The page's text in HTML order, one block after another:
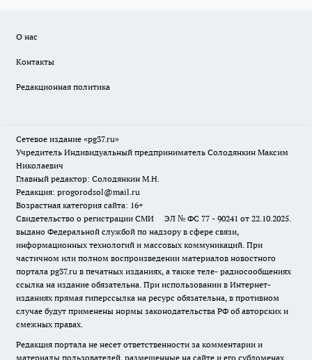
О нас
Контакты
Редакционная политика
Сетевое издание «pg37.ru»
Учредитель Индивидуальный предприниматель Солодянкин Максим
Николаевич
Главный редактор: Солодянкин М.Н.
Редакция: progorodsol@mail.ru
Возрастная категория сайта: 16+
Свидетельство о регистрации СМИ ЭЛ № ФС 77 - 90241 от 22.10.2025.
выдано Федеральной службой по надзору в сфере связи,
информационных технологий и массовых коммуникаций. При
частичном или полном воспроизведении материалов новостного
портала pg37.ru в печатных изданиях, а также теле- радиосообщениях
ссылка на издание обязательна. При использовании в Интернет-
изданиях прямая гиперссылка на ресурс обязательна, в противном
случае будут применены нормы законодательства РФ об авторских и
смежных правах.
Редакция портала не несет ответственности за комментарии и
материалы пользователей, размещенные на сайте и его субдоменах.